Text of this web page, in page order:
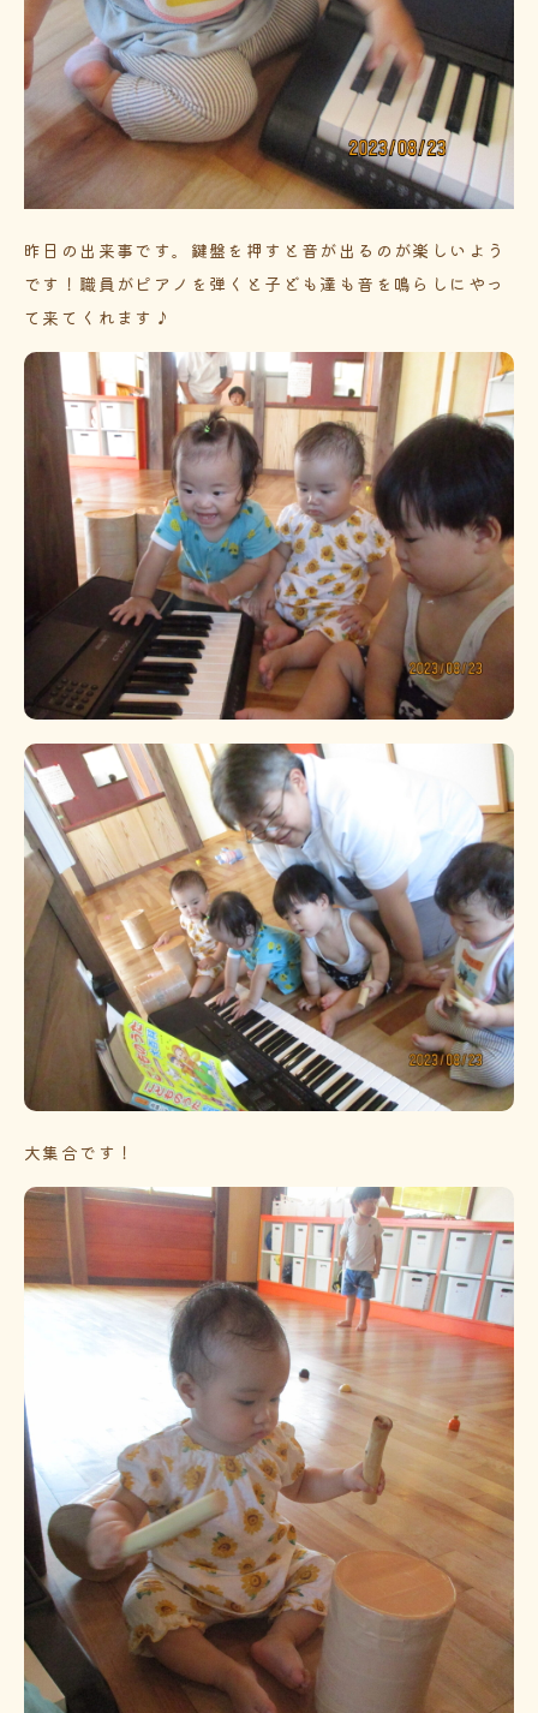
昨日の出来事です。鍵盤を押すと音が出るのが楽しいよう
です！職員がピアノを弾くと子ども達も音を鳴らしにやっ
て来てくれます♪
大集合です！